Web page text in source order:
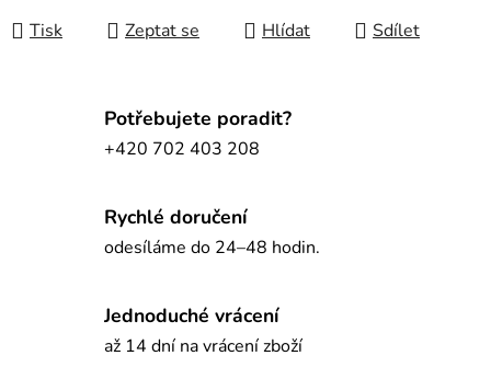
Tisk Zeptat se Hlídat Sdílet
Potřebujete poradit?
+420 702 403 208
Rychlé doručení
odesíláme do 24–48 hodin.
Jednoduché vrácení
až 14 dní na vrácení zboží